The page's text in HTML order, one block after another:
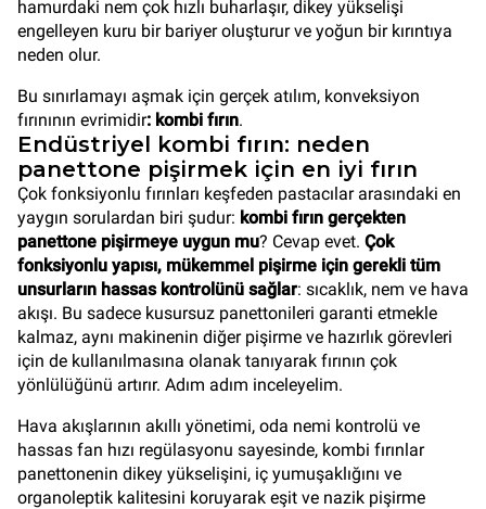
hamurdaki nem çok hızlı buharlaşır, dikey yükselişi
engelleyen kuru bir bariyer oluşturur ve yoğun bir kırıntıya
neden olur.
Bu sınırlamayı aşmak için gerçek atılım, konveksiyon
fırınının evrimidir: kombi fırın.
Endüstriyel kombi fırın: neden
panettone pişirmek için en iyi fırın
Çok fonksiyonlu fırınları keşfeden pastacılar arasındaki en
yaygın sorulardan biri şudur: kombi fırın gerçekten
panettone pişirmeye uygun mu? Cevap evet. Çok
fonksiyonlu yapısı, mükemmel pişirme için gerekli tüm
unsurların hassas kontrolünü sağlar: sıcaklık, nem ve hava
akışı. Bu sadece kusursuz panettonileri garanti etmekle
kalmaz, aynı makinenin diğer pişirme ve hazırlık görevleri
için de kullanılmasına olanak tanıyarak fırının çok
yönlülüğünü artırır. Adım adım inceleyelim.
Hava akışlarının akıllı yönetimi, oda nemi kontrolü ve
hassas fan hızı regülasyonu sayesinde, kombi fırınlar
panettonenin dikey yükselişini, iç yumuşaklığını ve
organoleptik kalitesini koruyarak eşit ve nazik pişirme